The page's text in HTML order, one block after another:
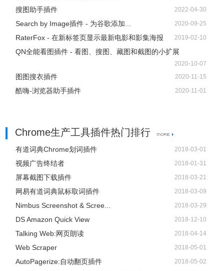
搜图助手插件 2022-04-30
Search by Image插件 - 为谷歌添加... 2020-09-25
RaterFox - 在新标签页显示最新电影和影集海报 2019-02-10
QN全能看图插件 - 看图、搜图、藏图和截图的小扩展
2020-10-07
图图搜衣插件 2020-11-15
酷嗨-浏览器助手插件 2020-11-01
Chrome生产工具插件热门排行
有道词典Chrome划词插件 2018-03-01
视频广告终结者 2018-01-31
屏幕截图下载插件 2018-03-21
网易有道词典鼠标取词插件 2018-03-09
Nimbus Screenshot & Scree... 2018-03-29
DS Amazon Quick View 2018-12-10
Talking Web:网页朗读 2018-04-14
Web Scraper 2018-05-01
AutoPagerize:自动翻页插件 2018-05-02